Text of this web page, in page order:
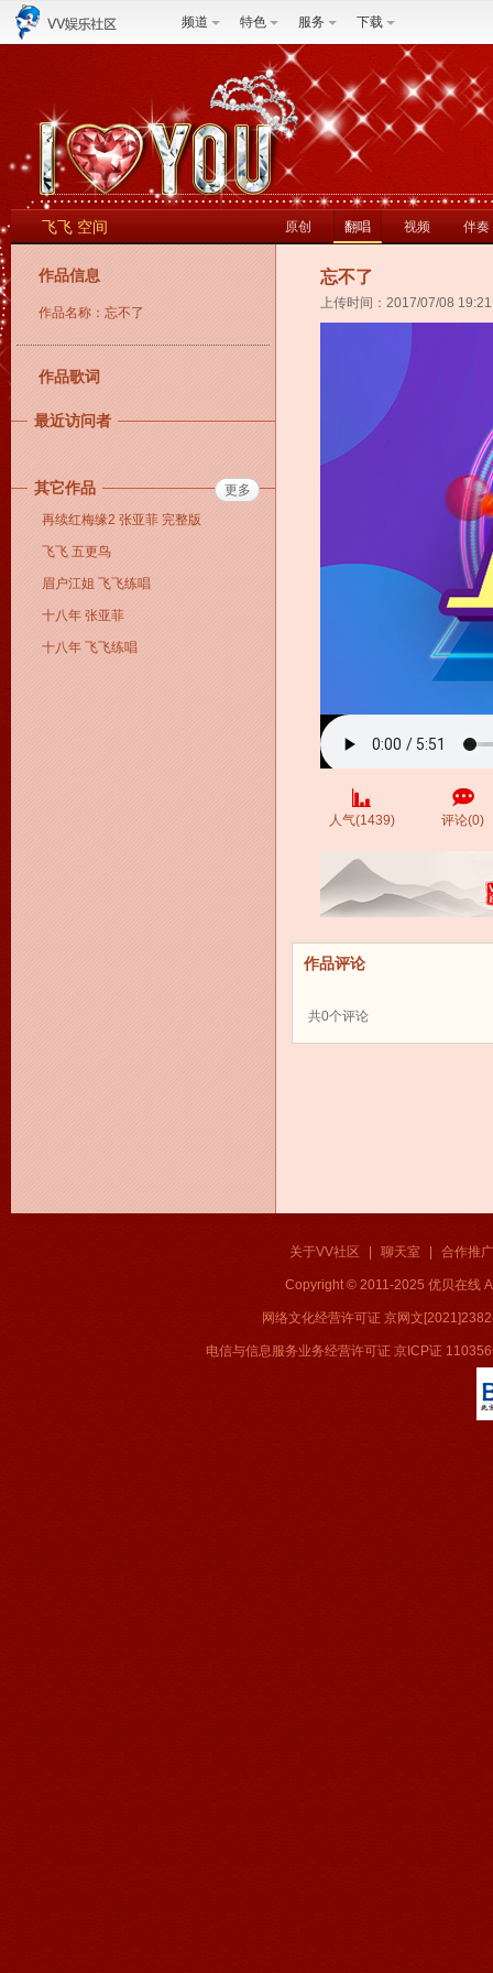
频道 特色 服务 下载
飞飞 空间 原创 翻唱 视频 伴奏
作品信息
作品名称：忘不了
作品歌词
最近访问者
其它作品
更多
再续红梅缘2 张亚菲 完整版
飞飞 五更鸟
眉户江姐 飞飞练唱
十八年 张亚菲
十八年 飞飞练唱
忘不了
上传时间：2017/07/08 19:21
人气(1439) 评论(0)
作品评论
共0个评论
关于VV社区 聊天室 合作推广
Copyright © 2011-2025 优贝在线
网络文化经营许可证 京网文
电信与信息服务业务经营许可证 京ICP证